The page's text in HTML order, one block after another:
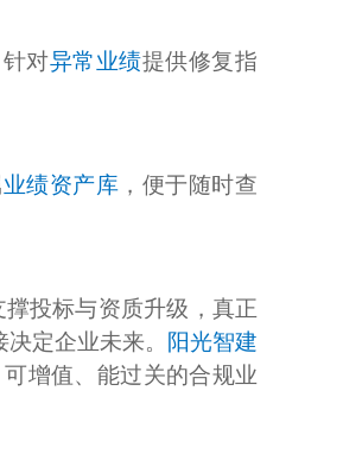
对异常业绩提供修复指
业绩资产库 ，便于随时查
投标与资质升级，真正
定企业未来。 阳光智建
增值、能过关的合规业